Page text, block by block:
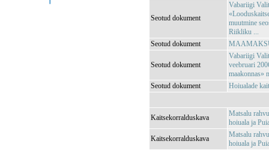
Seotud dokument
Vabariigi
muutmine
Riikliku ...
Seotud dokument
Seotud dokument
Vabariigi
veebruari
maakonnas»
Seotud dokument
Hoiualade
Kaitsekorralduskava
Matsalu
hoiuala ja
Kaitsekorralduskava
Matsalu
hoiuala ja